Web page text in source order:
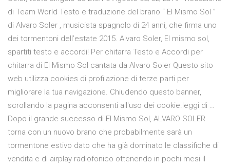
di Team World Testo e traduzione del brano “ El Mismo Sol ”
di Alvaro Soler , musicista spagnolo di 24 anni, che firma uno
dei tormentoni dell’estate 2015. Alvaro Soler, El mismo sol,
spartiti testo e accordi! Per chitarra Testo e Accordi per
chitarra di El Mismo Sol cantata da Alvaro Soler Questo sito
web utilizza cookies di profilazione di terze parti per
migliorare la tua navigazione. Chiudendo questo banner,
scrollando la pagina acconsenti all'uso dei cookie.leggi di …
Dopo il grande successo di El Mismo Sol, ALVARO SOLER
torna con un nuovo brano che probabilmente sarà un
tormentone estivo dato che ha già dominato le classifiche di
vendita e di airplay radiofonico ottenendo in pochi mesi il